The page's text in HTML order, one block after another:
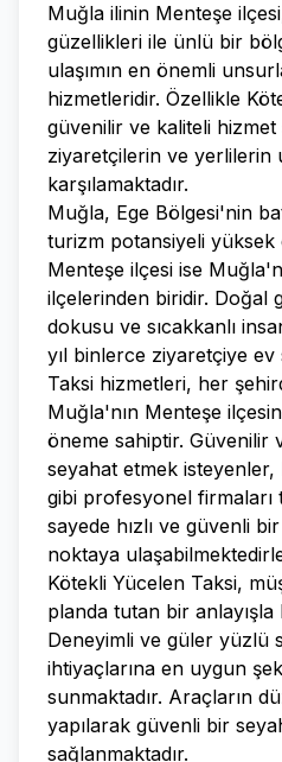
Muğla ilinin Menteşe
güzellikleri ile ünlü bir
ulaşımın en önemli
hizmetleridir. Özellikle
güvenilir ve kaliteli
ziyaretçilerin ve yerlilerin
karşılamaktadır.
Muğla, Ege Bölgesi'nin
turizm potansiyeli yüksek
Menteşe ilçesi ise
ilçelerinden biridir. Doğal
dokusu ve sıcakkanlı
yıl binlerce ziyaretçiye ev
Taksi hizmetleri, her
Muğla'nın Menteşe
öneme sahiptir. Güvenilir
seyahat etmek
gibi profesyonel firmaları
sayede hızlı ve güvenli
noktaya
Kötekli Yücelen Taksi,
planda tutan bir
Deneyimli ve güler yüzlü
ihtiyaçlarına en uygun
sunmaktadır. Araçların
yapılarak güvenli bir
sağlanmaktadır.